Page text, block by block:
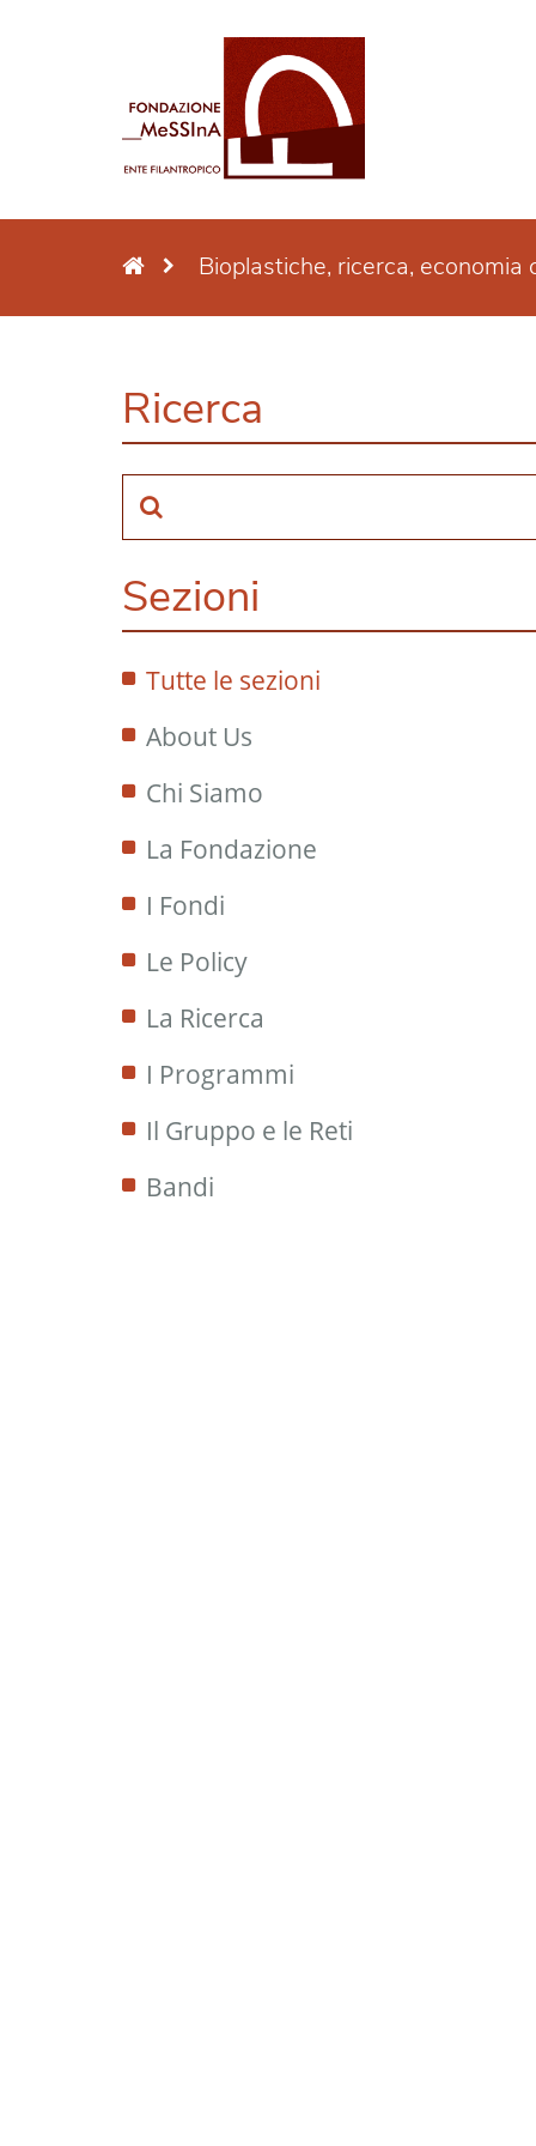
Bioplastiche, ricerca,
Ricerca
Sezioni
Tutte le sezioni
About Us
Chi Siamo
La Fondazione
I Fondi
Le Policy
La Ricerca
I Programmi
Il Gruppo e le Reti
Bandi